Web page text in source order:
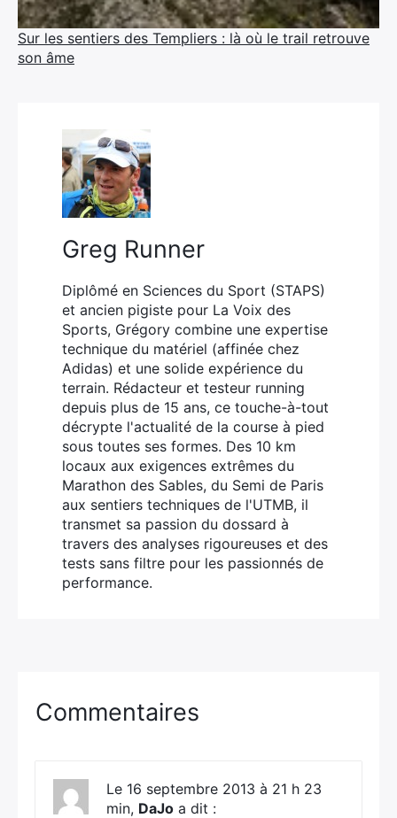
Sur les sentiers des Templiers : là où le trail retrouve
son âme
Greg Runner
Diplômé en Sciences du Sport (STAPS)
et ancien pigiste pour La Voix des
Sports, Grégory combine une expertise
technique du matériel (affinée chez
Adidas) et une solide expérience du
terrain. Rédacteur et testeur running
depuis plus de 15 ans, ce touche-à-tout
décrypte l'actualité de la course à pied
sous toutes ses formes. Des 10 km
locaux aux exigences extrêmes du
Marathon des Sables, du Semi de Paris
aux sentiers techniques de l'UTMB, il
transmet sa passion du dossard à
travers des analyses rigoureuses et des
tests sans filtre pour les passionnés de
performance.
Commentaires
Le 16 septembre 2013 à 21 h 23
min, DaJo a dit :